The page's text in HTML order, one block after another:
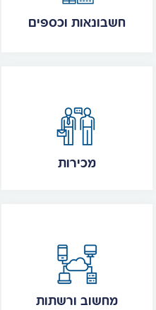
חשבונאות וכספים
מכירות
מחשוב ורשתות